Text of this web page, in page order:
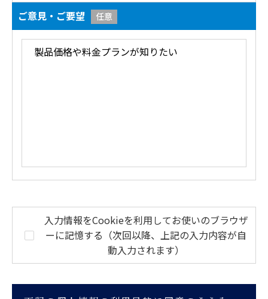
ご意見・ご要望 任意
入力情報をCookieを利用してお使いのブラウザ
ーに記憶する（次回以降、上記の入力内容が自
動入力されます）